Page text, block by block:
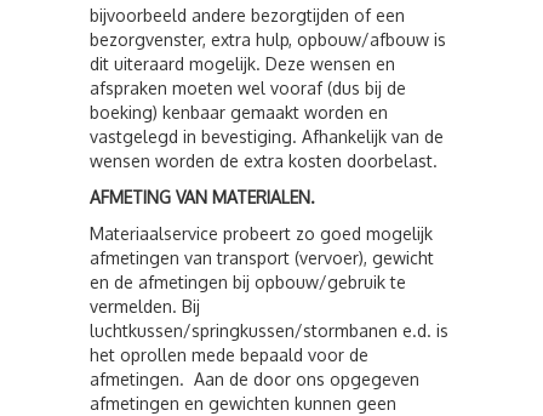
bijvoorbeeld andere bezorgtijden of een
bezorgvenster, extra hulp, opbouw/afbouw is
dit uiteraard mogelijk. Deze wensen en
afspraken moeten wel vooraf (dus bij de
boeking) kenbaar gemaakt worden en
vastgelegd in bevestiging. Afhankelijk van de
wensen worden de extra kosten doorbelast.
AFMETING VAN MATERIALEN.
Materiaalservice probeert zo goed mogelijk
afmetingen van transport (vervoer), gewicht
en de afmetingen bij opbouw/gebruik te
vermelden. Bij
luchtkussen/springkussen/stormbanen e.d. is
het oprollen mede bepaald voor de
afmetingen. Aan de door ons opgegeven
afmetingen en gewichten kunnen geen